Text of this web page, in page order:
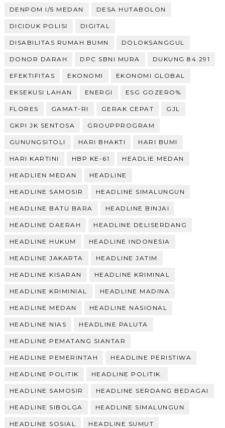
DENPOM I/5 MEDAN DESA HUTABOLON
DICIDUK POLISI DIGITAL
DISABILITAS RUMAH BUMN DOLOKSANGGUL
DONOR DARAH DPC SBNI MURA DUKUNG 84.291
EFEKTIFITAS EKONOMI EKONOMI GLOBAL
EKSEKUSI LAHAN ENERGI ESG GOZERO%
FLORES GAMAT-RI GERAK CEPAT GJL
GKPI JK SENTOSA GROUPPROGRAM
GUNUNGSITOLI HARI BHAKTI HARI BUMI
HARI KARTINI HBP KE-61 HEADLIE MEDAN
HEADLIEN MEDAN HEADLINE
HEADLINE SAMOSIR HEADLINE SIMALUNGUN
HEADLINE BATU BARA HEADLINE BINJAI
HEADLINE DAERAH HEADLINE DELISERDANG
HEADLINE HUKUM HEADLINE INDONESIA
HEADLINE JAKARTA HEADLINE JATIM
HEADLINE KISARAN HEADLINE KRIMINAL
HEADLINE KRIMINIAL HEADLINE MADINA
HEADLINE MEDAN HEADLINE NASIONAL
HEADLINE NIAS HEADLINE PALUTA
HEADLINE PEMATANG SIANTAR
HEADLINE PEMERINTAH HEADLINE PERISTIWA
HEADLINE POLITIK HEADLINE POLITIK.
HEADLINE SAMOSIR HEADLINE SERDANG BEDAGAI
HEADLINE SIBOLGA HEADLINE SIMALUNGUN
HEADLINE SOSIAL HEADLINE SUMUT